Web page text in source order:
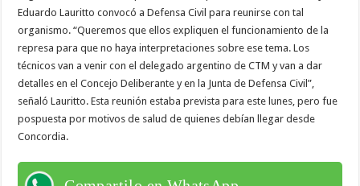
Eduardo Lauritto convocó a Defensa Civil para reunirse con tal
organismo. “Queremos que ellos expliquen el funcionamiento de la
represa para que no haya interpretaciones sobre ese tema. Los
técnicos van a venir con el delegado argentino de CTM y van a dar
detalles en el Concejo Deliberante y en la Junta de Defensa Civil”,
señaló Lauritto. Esta reunión estaba prevista para este lunes, pero fue
pospuesta por motivos de salud de quienes debían llegar desde
Concordia.